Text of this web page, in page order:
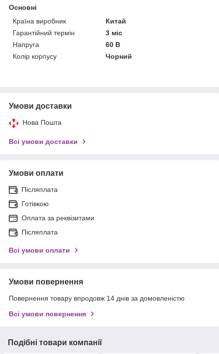
Основні
Країна виробник
Китай
Гарантійний термін
3 міс
Напруга
60 В
Колір корпусу
Чорний
Умови доставки
Нова Пошта
Всі умови доставки
Умови оплати
Післяплата
Готівкою
Оплата за реквізитами
Післяплата
Всі умови оплати
Умови повернення
Повернення товару впродовж 14 днів за домовленістю
Всі умови повернення
Подібні товари компанії